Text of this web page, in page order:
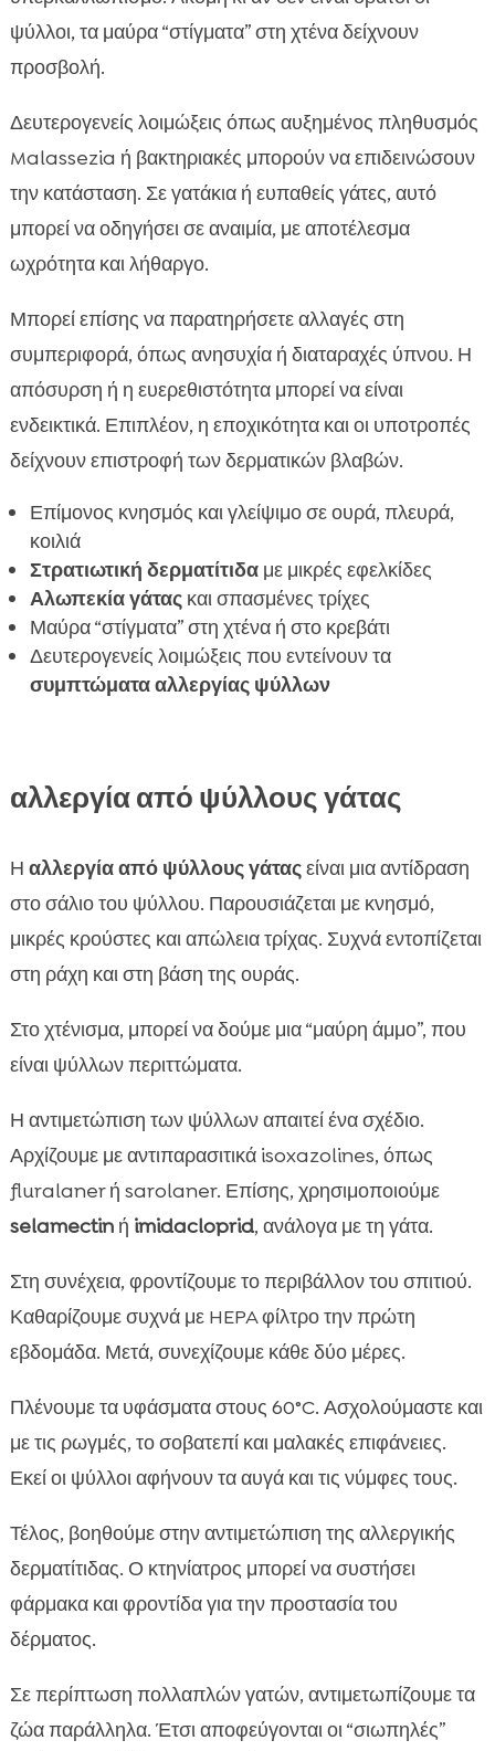
ψύλλοι, τα μαύρα “στίγματα” στη χτένα δείχνουν
προσβολή.
Δευτερογενείς λοιμώξεις όπως αυξημένος πληθυσμός
Malassezia ή βακτηριακές μπορούν να επιδεινώσουν
την κατάσταση. Σε γατάκια ή ευπαθείς γάτες, αυτό
μπορεί να οδηγήσει σε αναιμία, με αποτέλεσμα
ωχρότητα και λήθαργο.
Μπορεί επίσης να παρατηρήσετε αλλαγές στη
συμπεριφορά, όπως ανησυχία ή διαταραχές ύπνου. Η
απόσυρση ή η ευερεθιστότητα μπορεί να είναι
ενδεικτικά. Επιπλέον, η εποχικότητα και οι υποτροπές
δείχνουν επιστροφή των δερματικών βλαβών.
Επίμονος κνησμός και γλείψιμο σε ουρά, πλευρά,
κοιλιά
Στρατιωτική δερματίτιδαμε μικρές εφελκίδες
Αλωπεκία γάταςκαι σπασμένες τρίχες
Μαύρα “στίγματα” στη χτένα ή στο κρεβάτι
Δευτερογενείς λοιμώξεις που εντείνουν τα
συμπτώματα αλλεργίας ψύλλων
αλλεργία από ψύλλους γάτας
Η αλλεργία από ψύλλους γάταςείναι μια αντίδραση
στο σάλιο του ψύλλου. Παρουσιάζεται με κνησμό,
μικρές κρούστες και απώλεια τρίχας. Συχνά εντοπίζεται
στη ράχη και στη βάση της ουράς.
Στο χτένισμα, μπορεί να δούμε μια “μαύρη άμμο”, που
είναι ψύλλων περιττώματα.
Η αντιμετώπιση των ψύλλων απαιτεί ένα σχέδιο.
Αρχίζουμε με αντιπαρασιτικά isoxazolines, όπως
fluralaner ή sarolaner. Επίσης, χρησιμοποιούμε
selamectinή imidacloprid, ανάλογα με τη γάτα.
Στη συνέχεια, φροντίζουμε το περιβάλλον του σπιτιού.
Καθαρίζουμε συχνά με HEPA φίλτρο την πρώτη
εβδομάδα. Μετά, συνεχίζουμε κάθε δύο μέρες.
Πλένουμε τα υφάσματα στους 60°C. Ασχολούμαστε και
με τις ρωγμές, το σοβατεπί και μαλακές επιφάνειες.
Εκεί οι ψύλλοι αφήνουν τα αυγά και τις νύμφες τους.
Τέλος, βοηθούμε στην αντιμετώπιση της αλλεργικής
δερματίτιδας. Ο κτηνίατρος μπορεί να συστήσει
φάρμακα και φροντίδα για την προστασία του
δέρματος.
Σε περίπτωση πολλαπλών γατών, αντιμετωπίζουμε τα
ζώα παράλληλα. Έτσι αποφεύγονται οι “σιωπηλές”